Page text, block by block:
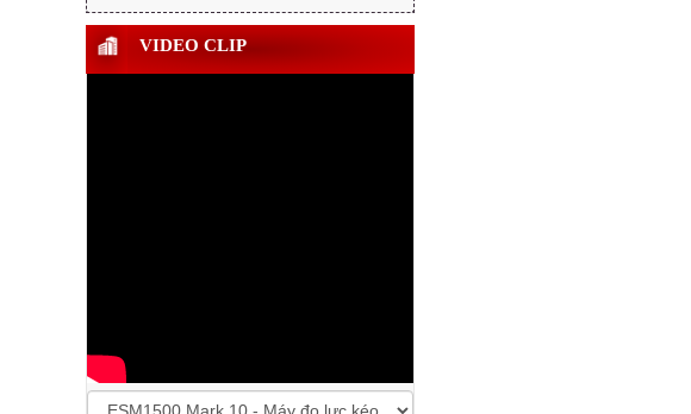
VIDEO CLIP